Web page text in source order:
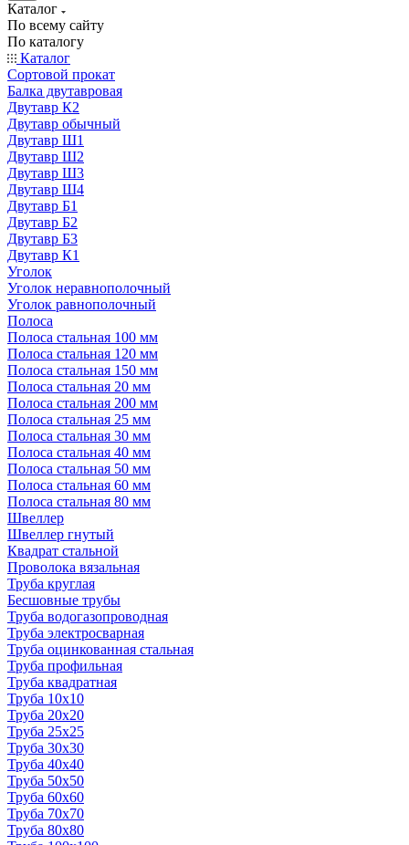
Каталог
По всему сайту
По каталогу
Каталог
Сортовой прокат
Балка двутавровая
Двутавр К2
Двутавр обычный
Двутавр Ш1
Двутавр Ш2
Двутавр Ш3
Двутавр Ш4
Двутавр Б1
Двутавр Б2
Двутавр Б3
Двутавр К1
Уголок
Уголок неравнополочный
Уголок равнополочный
Полоса
Полоса стальная 100 мм
Полоса стальная 120 мм
Полоса стальная 150 мм
Полоса стальная 20 мм
Полоса стальная 200 мм
Полоса стальная 25 мм
Полоса стальная 30 мм
Полоса стальная 40 мм
Полоса стальная 50 мм
Полоса стальная 60 мм
Полоса стальная 80 мм
Швеллер
Швеллер гнутый
Квадрат стальной
Проволока вязальная
Труба круглая
Бесшовные трубы
Труба водогазопроводная
Труба электросварная
Труба оцинкованная стальная
Труба профильная
Труба квадратная
Труба 10x10
Труба 20x20
Труба 25x25
Труба 30x30
Труба 40x40
Труба 50x50
Труба 60x60
Труба 70x70
Труба 80x80